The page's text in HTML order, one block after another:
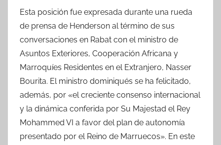
Esta posición fue expresada durante una rueda
de prensa de Henderson al término de sus
conversaciones en Rabat con el ministro de
Asuntos Exteriores, Cooperación Africana y
Marroquíes Residentes en el Extranjero, Nasser
Bourita. El ministro dominiqués se ha felicitado,
además, por «el creciente consenso internacional
y la dinámica conferida por Su Majestad el Rey
Mohammed VI a favor del plan de autonomía
presentado por el Reino de Marruecos». En este